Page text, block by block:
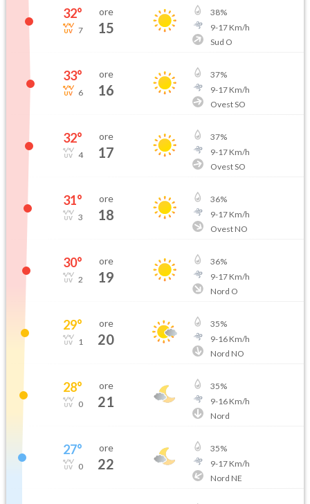
32°
7
ore
15
38%
9-17Km/h
Sud O
33°
6
ore
16
37%
9-17Km/h
Ovest SO
32°
4
ore
17
37%
9-17Km/h
Ovest SO
31°
3
ore
18
36%
9-17Km/h
Ovest NO
30°
2
ore
19
36%
9-17Km/h
Nord O
29°
1
ore
20
35%
9-16Km/h
Nord NO
28°
0
ore
21
35%
9-16Km/h
Nord
27°
0
ore
22
35%
9-17Km/h
Nord NE